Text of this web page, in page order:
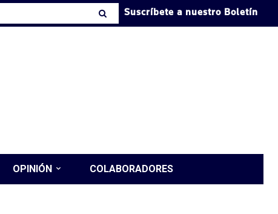
Suscríbete a nuestro Boletín
OPINIÓN COLABORADORES